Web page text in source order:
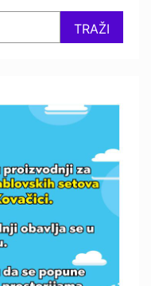
TRAŽI